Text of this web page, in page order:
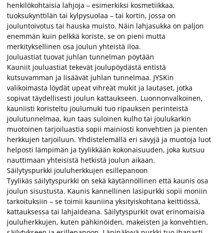
henkilökohtaisia lahjoja – esimerkiksi kosmetiikkaa,
tuoksukynttilän tai kylpysuolaa – tai kortin, jossa on
jouluntoivotus tai hauska muisto. Näin lahjasukka on paljon
enemmän kuin pelkkä koriste, se on pieni mutta
merkityksellinen osa joulun yhteistä iloa.
Jouluastiat tuovat juhlan tunnelman pöytään
Kauniit jouluastiat tekevät joulupöydästä entistä
kutsuvamman ja lisäävät juhlan tunnelmaa. JYSKin
valikoimasta löydät upeat vihreät mukit ja lautaset, jotka
sopivat täydellisesti joulun kattaukseen. Luonnonvalkoinen,
kauniisti koristeltu joulumuki tuo ripauksen perinteistä
joulutunnelmaa, kun taas suloinen kulho tai joulukarkin
muotoinen tarjoiluastia sopii mainiosti konvehtien ja pienten
herkkujen tarjoiluun. Yhdistelemällä eri sävyjä ja muotoja luot
helposti lämpimän ja tyylikkään kokonaisuuden, joka kutsuu
nauttimaan yhteisistä hetkistä joulun aikaan.
Säilytyspurkki jouluherkkujen esillepanoon
Tyylikäs säilytyspurkki on sekä käytännöllinen että kaunis osa
joulun sisustusta. Kaunis kannellinen lasipurkki sopii moniin
tarkoituksiin – se toimii kauniina yksityiskohtana keittiössä,
kattauksessa tai lahjaideana. Säilytyspurkit ovat erinomaisia
jouluherkkujen, kuten pähkinöiden, makeisten ja konvehtien,